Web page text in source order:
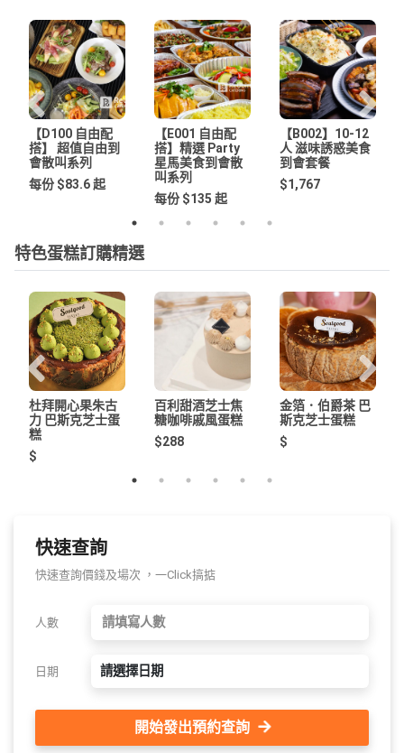
【D100 自由配
搭】 超值自由到
會散叫系列
每份 $83.6 起
【E001 自由配
搭】精選 Party
星馬美食到會散
叫系列
每份 $135 起
【B002】10-12
人 滋味誘惑美食
到會套餐
$1,767
特色蛋糕訂購精選
杜拜開心果朱古
力 巴斯克芝士蛋
糕
$
百利甜酒芝士焦
糖咖啡戚風蛋糕
$288
金箔．伯爵茶 巴
斯克芝士蛋糕
$
快速查詢
快速查詢價錢及場次 ，一Click搞掂
人數
日期 請選擇日期
開始發出預約查詢